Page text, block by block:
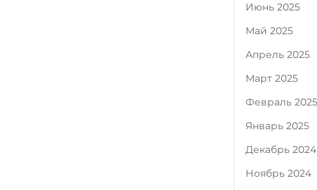
Июнь 2025
Май 2025
Апрель 2025
Март 2025
Февраль 2025
Январь 2025
Декабрь 2024
Ноябрь 2024